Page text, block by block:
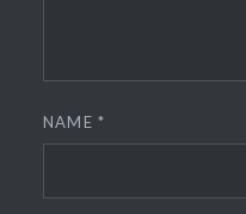
NAME*